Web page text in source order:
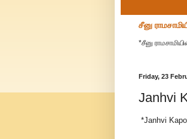
சீனு
*சீனு
Friday, 23
Janhvi
*Janhvi